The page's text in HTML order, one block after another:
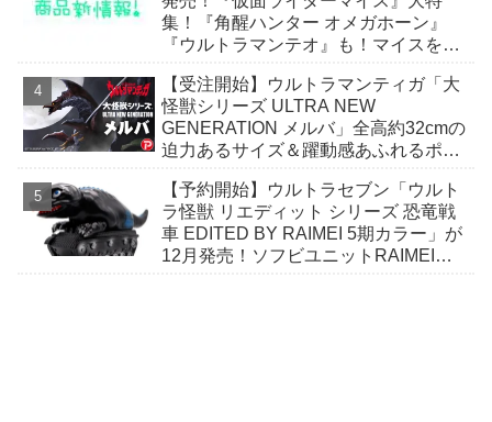
集！『角醒ハンター オメガホーン』
『ウルトラマンテオ』も！マイスをよ
【受注開始】ウルトラマンティガ「大
怪獣シリーズ ULTRA NEW
GENERATION メルバ」全高約32cmの
迫力あるサイズ＆躍動感あふれるポー
【予約開始】ウルトラセブン「ウルト
ラ怪獣 リエディット シリーズ 恐竜戦
車 EDITED BY RAIMEI 5期カラー」が
12月発売！ソフビユニットRAIMEIに